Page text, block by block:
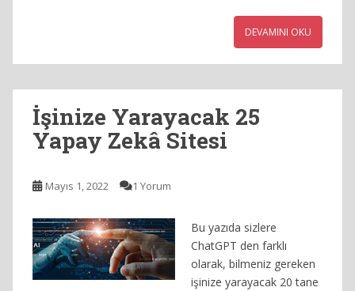
DEVAMINI OKU
İşinize Yarayacak 25
Yapay Zekâ Sitesi
Mayıs 1, 2022 1 Yorum
Bu yazıda sizlere
ChatGPT den farklı
olarak, bilmeniz gereken
işinize yarayacak 20 tane